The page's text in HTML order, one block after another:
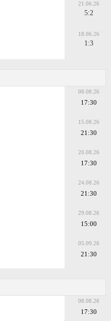
21.06.26
5:2
18.06.26
1:3
08.08.26
17:30
15.08.26
21:30
20.08.26
17:30
24.08.26
21:30
29.08.26
15:00
05.09.26
21:30
08.08.26
17:30